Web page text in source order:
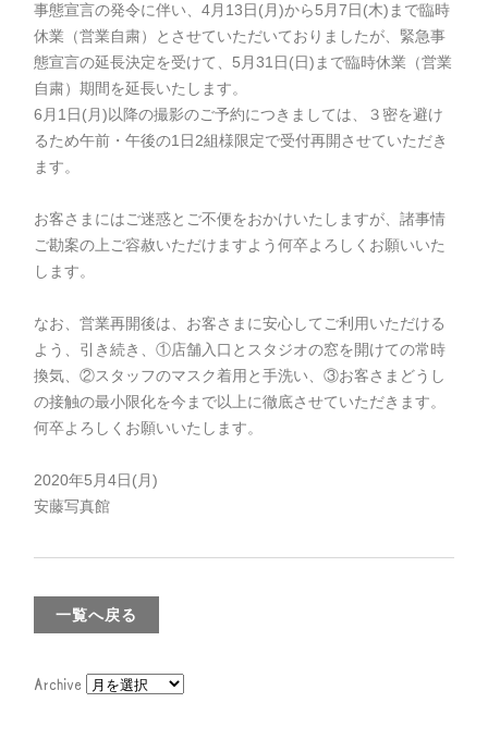
事態宣言の発令に伴い、4月13日(月)から5月7日(木)まで臨時
休業（営業自粛）とさせていただいておりましたが、緊急事
態宣言の延長決定を受けて、5月31日(日)まで臨時休業（営業
自粛）期間を延長いたします。
6月1日(月)以降の撮影のご予約につきましては、３密を避け
るため午前・午後の1日2組様限定で受付再開させていただき
ます。
お客さまにはご迷惑とご不便をおかけいたしますが、諸事情
ご勘案の上ご容赦いただけますよう何卒よろしくお願いいた
します。
なお、営業再開後は、お客さまに安心してご利用いただける
よう、引き続き、①店舗入口とスタジオの窓を開けての常時
換気、②スタッフのマスク着用と手洗い、③お客さまどうし
の接触の最小限化を今まで以上に徹底させていただきます。
何卒よろしくお願いいたします。
2020年5月4日(月)
安藤写真館
一覧へ戻る
Archive